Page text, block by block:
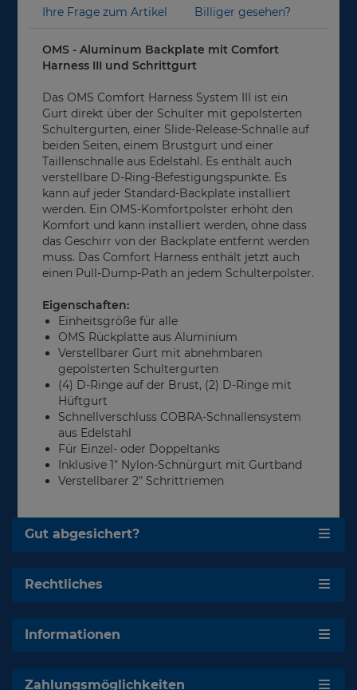
Ihre Frage zum Artikel Billiger gesehen?
OMS - Aluminum Backplate mit Comfort
Harness III und Schrittgurt
Das OMS Comfort Harness System III ist ein
Gurt direkt über der Schulter mit gepolsterten
Schultergurten, einer Slide-Release-Schnalle auf
beiden Seiten, einem Brustgurt und einer
Taillenschnalle aus Edelstahl. Es enthält auch
verstellbare D-Ring-Befestigungspunkte. Es
kann auf jeder Standard-Backplate installiert
werden. Ein OMS-Komfortpolster erhöht den
Komfort und kann installiert werden, ohne dass
das Geschirr von der Backplate entfernt werden
muss. Das Comfort Harness enthält jetzt auch
einen Pull-Dump-Path an jedem Schulterpolster.
Eigenschaften:
Einheitsgröße für alle
OMS Rückplatte aus Aluminium
Verstellbarer Gurt mit abnehmbaren
gepolsterten Schultergurten
(4) D-Ringe auf der Brust, (2) D-Ringe mit
Hüftgurt
Schnellverschluss COBRA-Schnallensystem
aus Edelstahl
Für Einzel- oder Doppeltanks
Inklusive 1" Nylon-Schnürgurt mit Gurtband
Verstellbarer 2" Schrittriemen
Gut abgesichert?
Rechtliches
Informationen
Zahlungsmöglichkeiten